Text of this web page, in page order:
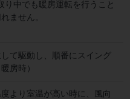
中でも暖房運転を行うこと
ません。
て駆動し、順番にスイング
房時）
より室温が高い時に、風向